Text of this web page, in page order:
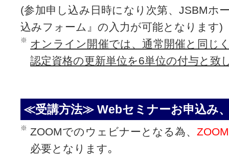
(参加申し込み日時になり次第、JSBMホ
込みフォーム』の入力が可能となります)
オンライン開催では、通常開催と同じ
認定資格の更新単位を6単位の付与と致
≪受講方法≫ Webセミナーお申込み
ZOOMでのウェビナーとなる為、
必要となります｡